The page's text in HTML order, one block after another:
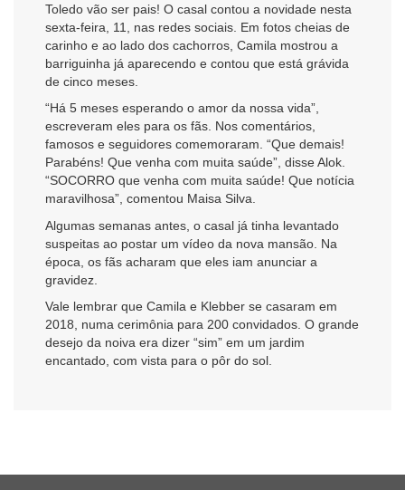
Toledo vão ser pais! O casal contou a novidade nesta
sexta-feira, 11, nas redes sociais. Em fotos cheias de
carinho e ao lado dos cachorros, Camila mostrou a
barriguinha já aparecendo e contou que está grávida
de cinco meses.
“Há 5 meses esperando o amor da nossa vida”,
escreveram eles para os fãs. Nos comentários,
famosos e seguidores comemoraram. “Que demais!
Parabéns! Que venha com muita saúde”, disse Alok.
“SOCORRO que venha com muita saúde! Que notícia
maravilhosa”, comentou Maisa Silva.
Algumas semanas antes, o casal já tinha levantado
suspeitas ao postar um vídeo da nova mansão. Na
época, os fãs acharam que eles iam anunciar a
gravidez.
Vale lembrar que Camila e Klebber se casaram em
2018, numa cerimônia para 200 convidados. O grande
desejo da noiva era dizer “sim” em um jardim
encantado, com vista para o pôr do sol.